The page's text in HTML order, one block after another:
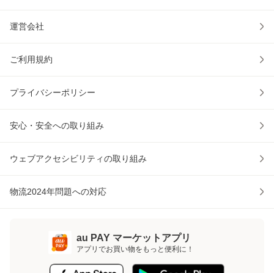
運営会社
ご利用規約
プライバシーポリシー
安心・安全への取り組み
ウェブアクセシビリティの取り組み
物流2024年問題への対応
au PAY マーケットアプリ
アプリでお買い物をもっと便利に！